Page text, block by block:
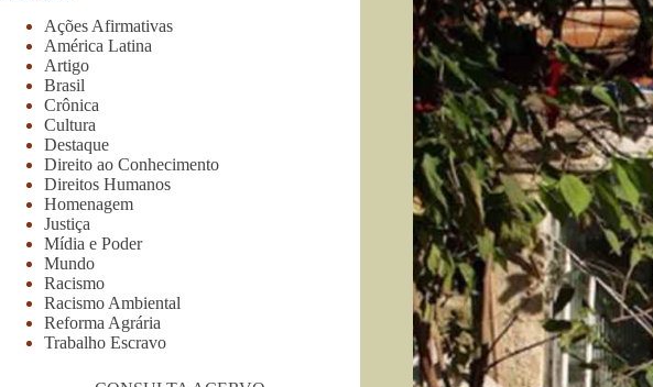
Ações Afirmativas
América Latina
Artigo
Brasil
Crônica
Cultura
Destaque
Direito ao Conhecimento
Direitos Humanos
Homenagem
Justiça
Mídia e Poder
Mundo
Racismo
Racismo Ambiental
Reforma Agrária
Trabalho Escravo